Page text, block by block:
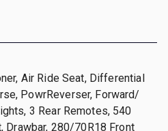
Air Ride Seat, Differential
PowrReverser, Forward/
3 Rear Remotes, 540
Drawbar, 280/70R18 Front